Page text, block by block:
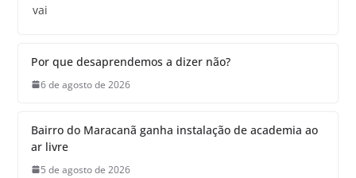
vai
Por que desaprendemos a dizer não?
6 de agosto de 2026
Bairro do Maracanã ganha instalação de academia ao
ar livre
5 de agosto de 2026